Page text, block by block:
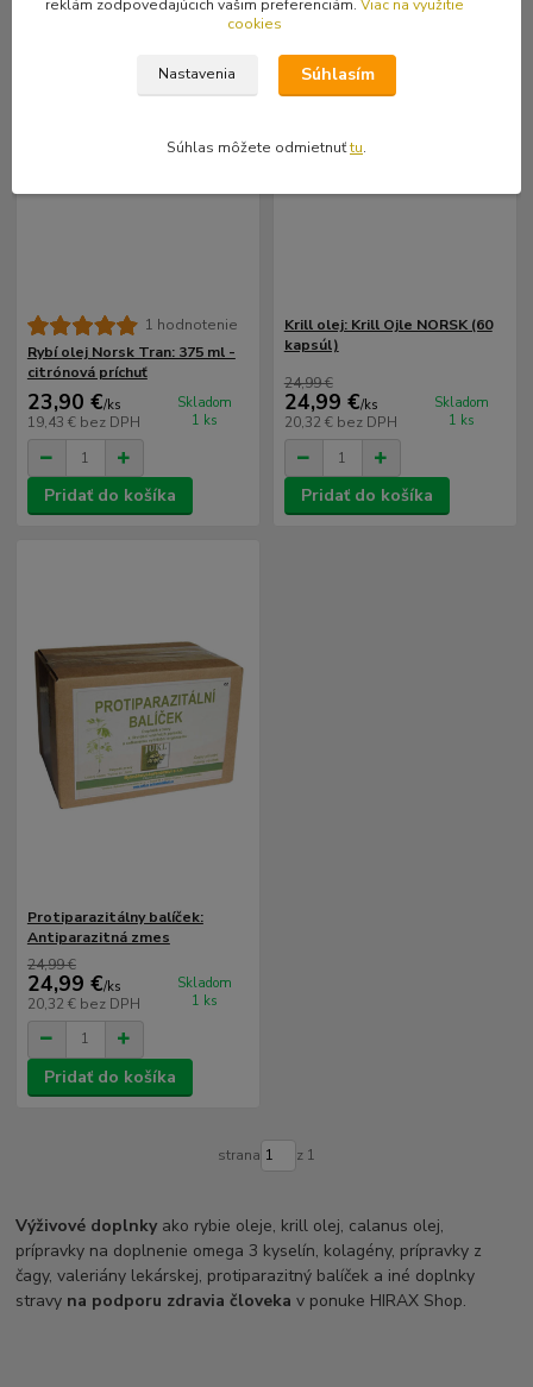
1 hodnotenie
Rybí olej Norsk Tran: 375 ml -
citrónová príchuť
23,90 €/ks
19,43 € bez DPH
Skladom
1 ks
Pridať do košíka
Krill olej: Krill Ojle NORSK (60
kapsúl)
24,99 €
24,99 €/ks
20,32 € bez DPH
Skladom
1 ks
Pridať do košíka
Protiparazitálny balíček:
Antiparazitná zmes
24,99 €
24,99 €/ks
20,32 € bez DPH
Skladom
1 ks
Pridať do košíka
strana z 1
Výživové doplnky ako rybie oleje, krill olej, calanus olej,
prípravky na doplnenie omega 3 kyselín, kolagény, prípravky z
čagy, valeriány lekárskej, protiparazitný balíček a iné doplnky
stravy na podporu zdravia človeka v ponuke HIRAX Shop.
reklám zodpovedajúcich vašim preferenciám. Viac na využitie
cookies
Nastavenia Súhlasím
Súhlas môžete odmietnuťtu.